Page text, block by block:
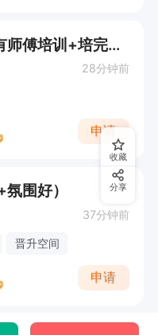
母婴护理师（接受小白+有师傅培训+培完在会所上班）
28分钟前
申请
围好）
37分钟前
晋升空间
申请
收藏
分享